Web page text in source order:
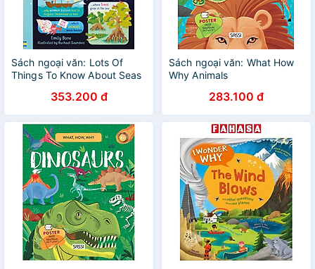
Sách ngoại văn: Lots Of
Things To Know About Seas
353.200 đ
Sách ngoại văn: What How
Why Animals
283.100 đ